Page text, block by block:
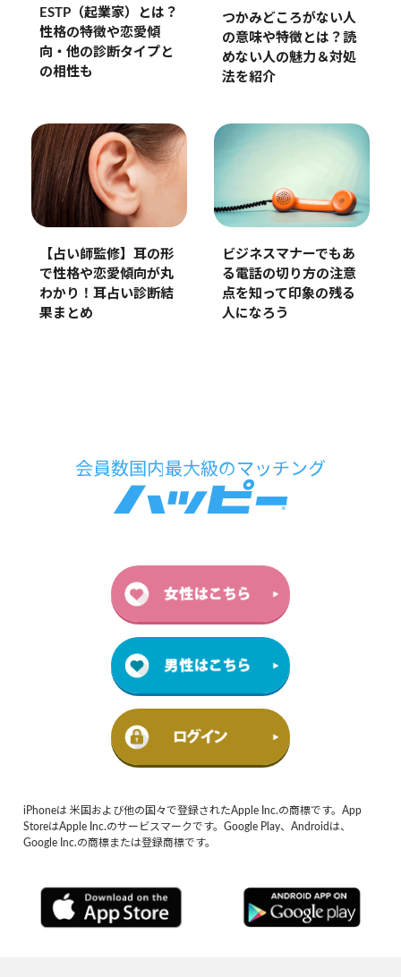
ESTP（起業家）とは？
性格の特徴や恋愛傾
向・他の診断タイプと
の相性も
つかみどころがない人
の意味や特徴とは？読
めない人の魅力＆対処
法を紹介
【占い師監修】耳の形
で性格や恋愛傾向が丸
わかり！耳占い診断結
果まとめ
ビジネスマナーでもあ
る電話の切り方の注意
点を知って印象の残る
人になろう
iPhoneは 米国および他の国々で登録されたApple Inc.の商標です。App
StoreはApple Inc.のサービスマークです。Google Play、Androidは、
Google Inc.の商標または登録商標です。